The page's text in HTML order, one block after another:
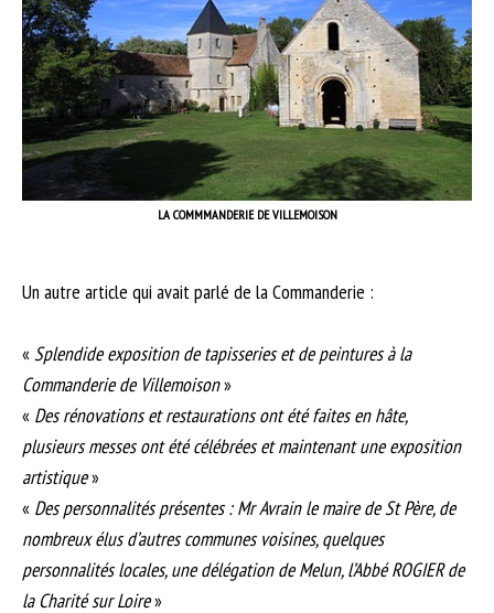
LA COMMMANDERIE DE VILLEMOISON
Un autre article qui avait parlé de la Commanderie :
«Splendide exposition de tapisseries et de peintures à la
Commanderie de Villemoison»
« Des rénovations et restaurations ont été faites en hâte,
plusieurs messes ont été célébrées et maintenant une exposition
artistique»
« Des personnalités présentes : Mr Avrain le maire de St Père, de
nombreux élus d’autres communes voisines, quelques
personnalités locales, une délégation de Melun, l’Abbé ROGIER de
la Charité sur Loire»